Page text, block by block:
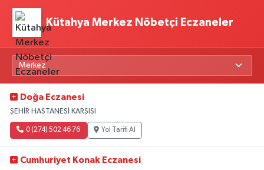
Kütahya Merkez Nöbetçi Eczaneler
Doğa Eczanesi
ŞEHİR HASTANESİ KARŞISI
0 (274) 502 46 76 Yol Tarifi Al
Cumhuriyet Konak Eczanesi